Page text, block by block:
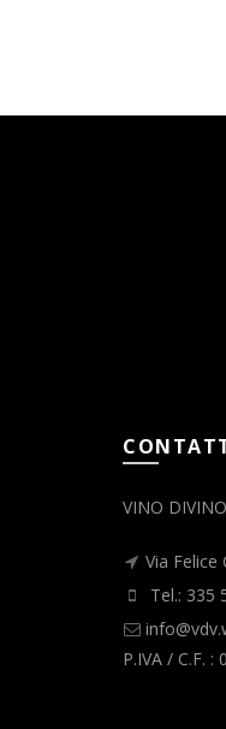
VINO
Via Felice
Tel.: 335
P.IVA / C.F. :